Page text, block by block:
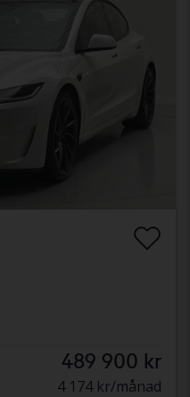
489 900 kr
4 174 kr/månad